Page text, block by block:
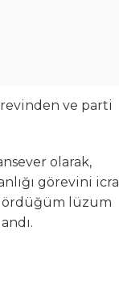
ve parti
olarak,
görevini icra
lüzum